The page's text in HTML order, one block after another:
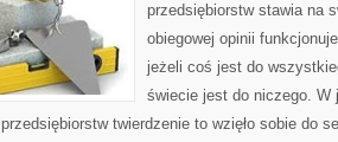
przedsiębiorstw stawia na
obiegowej opinii
jeżeli coś jest do
świecie jest do niczego. W
twierdzenie to wzięło sobie do